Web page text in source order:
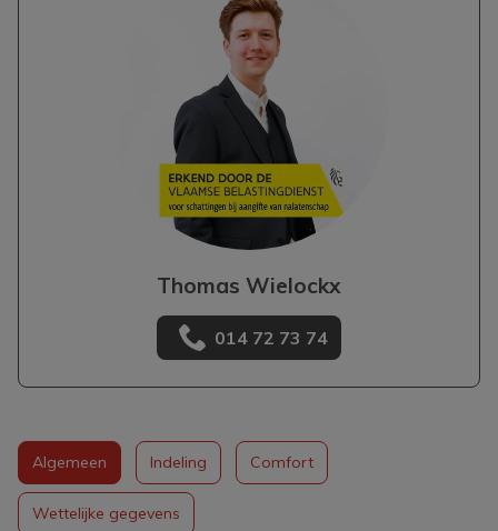
Thomas Wielockx
014 72 73 74
Algemeen Indeling Comfort
Wettelijke gegevens